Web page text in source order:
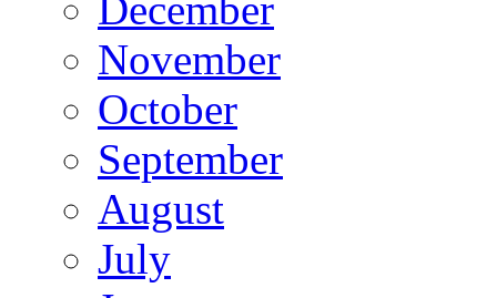
November
October
September
August
July